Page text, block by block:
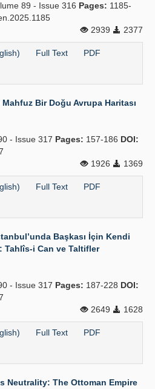
89 - Issue 316 Pages: 1185-
2939
2377
Full Text PDF
Bir Doğu Avrupa Haritası
- Issue 317 Pages: 157-186 DOI:
1926
1369
Full Text PDF
Başkası İçin Kendi
Tahlîs-i Can ve Taltifler
- Issue 317 Pages: 187-228 DOI:
2649
1628
Full Text PDF
Neutrality: The Ottoman Empire